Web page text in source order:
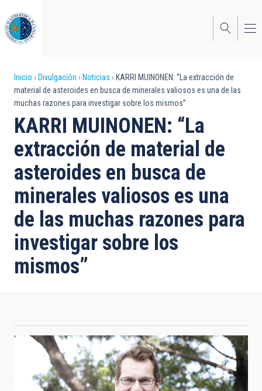
al
contenido
principal
Sobrescribir
enlaces
de
ayuda
a
la
navegación
Inicio Divulgación Noticias
KARRI MUINONEN: “La extracción de
material de asteroides en busca de minerales valiosos es una de las
muchas razones para investigar sobre los mismos”
KARRI MUINONEN: “La
extracción de material de
asteroides en busca de
minerales valiosos es una
de las muchas razones para
investigar sobre los
mismos”